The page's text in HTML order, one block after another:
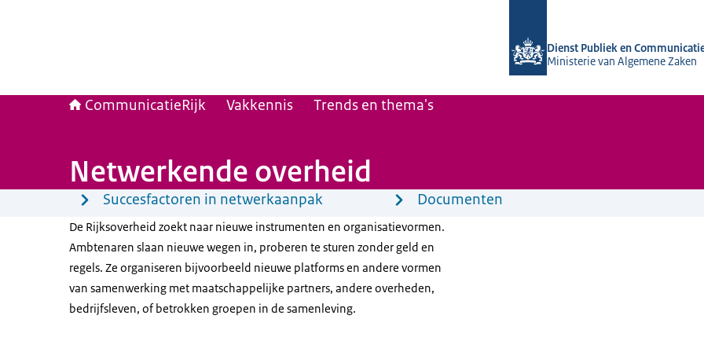
Dienst Publiek en
Ministerie van Algemene Zaken
CommunicatieRijk Vakkennis Trends en thema's
Netwerkende overheid
Succesfactoren in netwerkaanpak Documenten
De Rijksoverheid zoekt naar nieuwe instrumenten en organisatievormen.
Ambtenaren slaan nieuwe wegen in, proberen te sturen zonder geld en
regels. Ze organiseren bijvoorbeeld nieuwe platforms en andere vormen
van samenwerking met maatschappelijke partners, andere overheden,
bedrijfsleven, of betrokken groepen in de samenleving.